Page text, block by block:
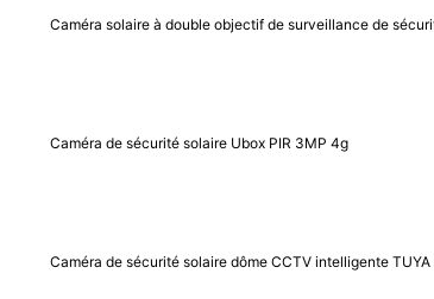
Caméra solaire à double objectif de surveillance de
Caméra de sécurité solaire Ubox PIR 3MP 4g
Caméra de sécurité solaire dôme CCTV intelligente TUYA